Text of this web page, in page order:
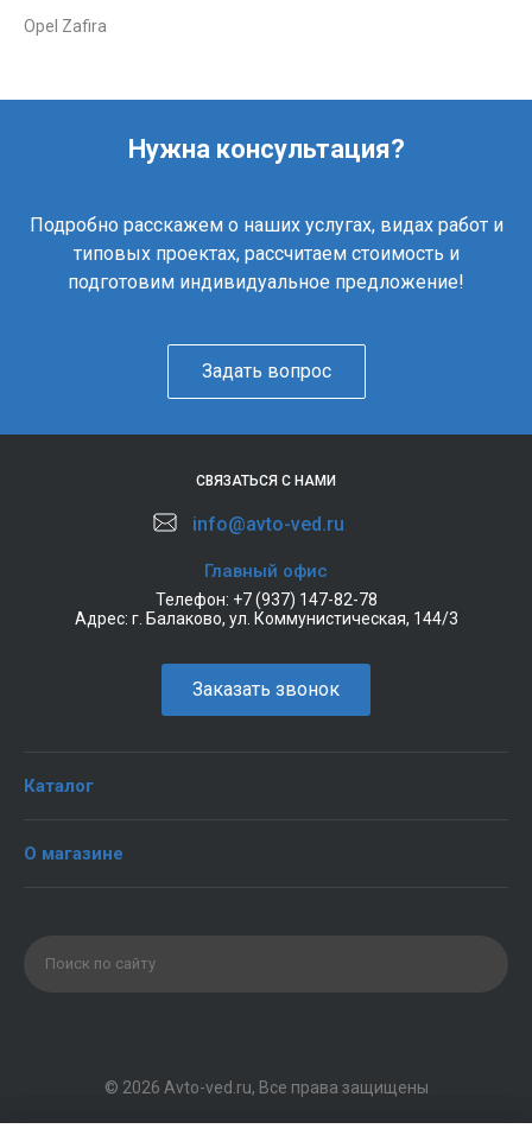
Opel Zafira
Нужна консультация?
Подробно расскажем о наших услугах, видах работ и
типовых проектах, рассчитаем стоимость и
подготовим индивидуальное предложение!
Задать вопрос
СВЯЗАТЬСЯ С НАМИ
info@avto-ved.ru
Главный офис
Телефон: +7 (937) 147-82-78
Адрес: г. Балаково, ул. Коммунистическая, 144/3
Заказать звонок
Каталог
О магазине
© 2026 Avto-ved.ru, Все права защищены